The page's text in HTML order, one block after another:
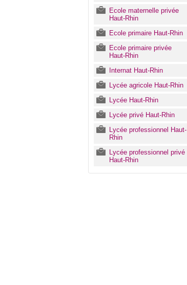
Ecole maternelle privée
Haut-Rhin
Ecole primaire Haut-Rhin
Ecole primaire privée
Haut-Rhin
Internat Haut-Rhin
Lycée agricole Haut-Rhin
Lycée Haut-Rhin
Lycée privé Haut-Rhin
Lycée professionnel Haut-
Rhin
Lycée professionnel privé
Haut-Rhin